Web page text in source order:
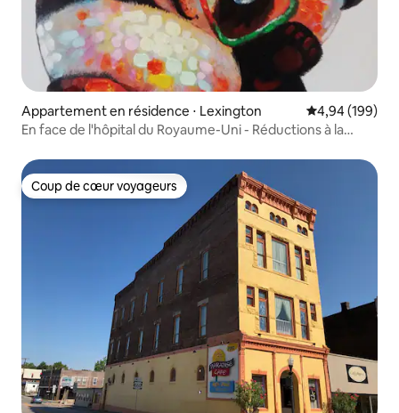
Appartement en résidence ⋅ Lexington Évaluation
4,94 (199)
En face de l'hôpital du Royaume-Uni - Réductions à la
Coup de cœur voyageurs
Coup de cœur voyageurs